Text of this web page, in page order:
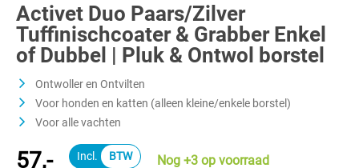
Activet Duo Paars/Zilver
Tuffinischcoater & Grabber Enkel
of Dubbel | Pluk & Ontwol borstel
Ontwoller en Ontvilten
Voor honden en katten (alleen kleine/enkele borstel)
Voor alle vachten
57,- Nog +3 op voorraad